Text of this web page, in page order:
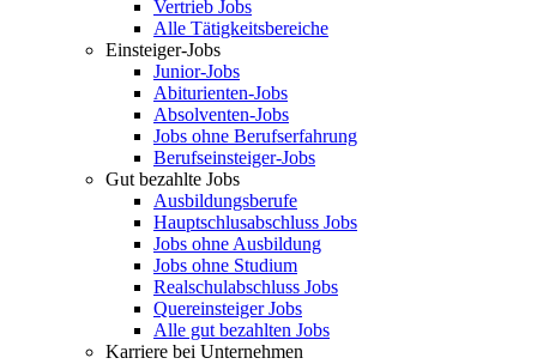
Vertrieb Jobs
Alle Tätigkeitsbereiche
Einsteiger-Jobs
Junior-Jobs
Abiturienten-Jobs
Absolventen-Jobs
Jobs ohne Berufserfahrung
Berufseinsteiger-Jobs
Gut bezahlte Jobs
Ausbildungsberufe
Hauptschlusabschluss Jobs
Jobs ohne Ausbildung
Jobs ohne Studium
Realschulabschluss Jobs
Quereinsteiger Jobs
Alle gut bezahlten Jobs
Karriere bei Unternehmen